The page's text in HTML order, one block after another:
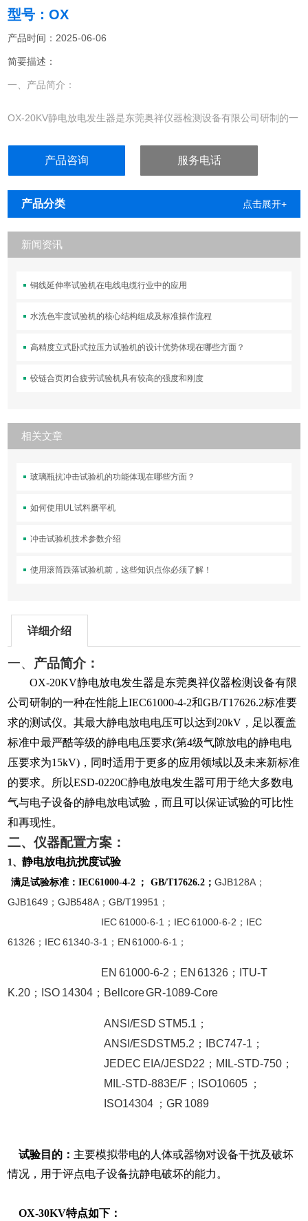
型号：OX
产品时间：2025-06-06
简要描述：
一、产品简介：
OX-20KV静电放电发生器是东莞奥祥仪器检测设备有限公司研制的一
压要求(第4级气隙放电的静电电压要求为15kV)，静电放电发生器，
产品咨询 服务电话
产品分类 点击展开+
新闻资讯
铜线延伸率试验机在电线电缆行业中的应用
水洗色牢度试验机的核心结构组成及标准操作流程
高精度立式卧式拉压力试验机的设计优势体现在哪些方面？
铰链合页闭合疲劳试验机具有较高的强度和刚度
相关文章
玻璃瓶抗冲击试验机的功能体现在哪些方面？
如何使用UL试料磨平机
冲击试验机技术参数介绍
使用滚筒跌落试验机前，这些知识点你必须了解！
详细介绍
一、 产品简介：
OX-20KV静电放电发生器是东莞奥祥仪器检测设备有限
公司研制的一种在性能上IEC61000-4-2和GB/T17626.2标准要
求的测试仪。其最大静电放电电压可以达到20kV ，足以覆盖
标准中最严酷等级的静电电压要求(第4级气隙放电的静电电
压要求为15kV) ，同时适用于更多的应用领域以及未来新标准
的要求。所以ESD-0220C静电放电发生器可用于绝大多数电
气与电子设备的静电放电试验，而且可以保证试验的可比性
和再现性。
二、仪器配置方案：
1、静电放电抗扰度试验
满足试验标准：IEC61000-4-2 ； GB/T17626.2； GJB128A；
GJB1649 ；GJB548A；GB/T19951 ；
IEC 61000-6-1 ； IEC 61000-6-2 ； IEC
61326 ； IEC 61340-3-1 ； EN 61000-6-1 ；
EN 61000-6-2 ； EN 61326 ；
ITU-T
K.20 ； ISO 14304； Bellcore GR-1089-Core
ANSI/ESD STM5.1；
ANSI/ESDSTM5.2 ； IBC747-1 ；
JEDEC EIA/JESD22 ； MIL-STD-750；
MIL-STD-883E/F ； ISO10605 ；
ISO14304 ； GR 1089
试验目的： 主要模拟带电的人体或器物对设备干扰及破坏
情况，用于评点电子设备抗静电破坏的能力。
OX-30KV特点如下：